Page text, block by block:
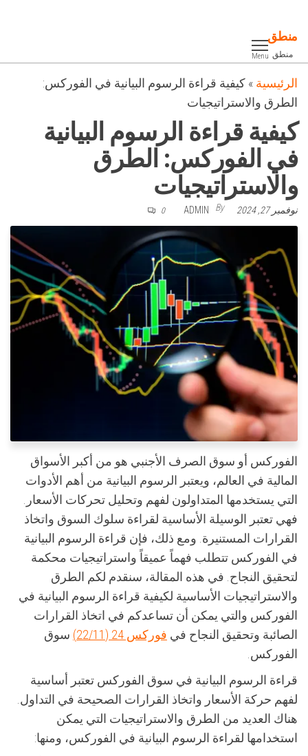
content
منطق
منطق Menu
الرئيسية » كيفية قراءة الرسوم البيانية في الفوركس:
الطرق والاستراتيجيات
كيفية قراءة الرسوم البيانية
في الفوركس: الطرق
والاستراتيجيات
نوفمبر 27, 2024 By
ADMIN
0
الفوركس أو سوق الصرف الأجنبي هو من أكبر الأسواق
المالية في العالم، ويعتبر الرسوم البيانية من أهم الأدوات
التي يستخدمها المتداولون لفهم وتحليل تحركات الأسعار.
فهي تعتبر الوسيلة الأساسية لقراءة سلوك السوق واتخاذ
القرارات المستنيرة. ومع ذلك، فإن قراءة الرسوم البيانية
في الفوركس تتطلب فهماً عميقاً واستراتيجيات محكمة
لتحقيق النجاح. في هذه المقالة، سنقدم لكم الطرق
والاستراتيجيات الأساسية لكيفية قراءة الرسوم البيانية في
الفوركس والتي يمكن أن تساعدكم في اتخاذ القرارات
الصائبة وتحقيق النجاح في فوركس 24 (22/11)
سوق
الفوركس.
قراءة الرسوم البيانية في سوق الفوركس تعتبر أساسية
لفهم حركة الأسعار واتخاذ القرارات الصحيحة في التداول.
هناك العديد من الطرق والاستراتيجيات التي يمكن
استخدامها لقراءة الرسوم البيانية في الفوركس، ومنها: